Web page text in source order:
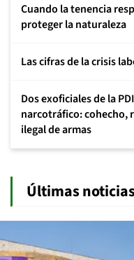
Cuando la tenencia
proteger la naturaleza
Las cifras de la crisis
Dos exoficiales de la
narcotráfico: cohecho,
ilegal de armas
Últimas noticias